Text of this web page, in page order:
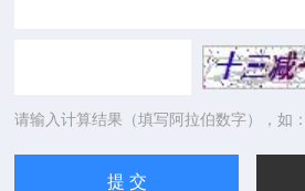
请输入计算结果（填写阿拉伯数字），如